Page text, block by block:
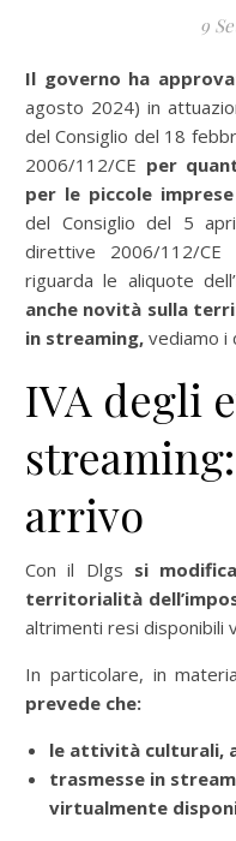
9
Il governo ha
agosto 2024) in
del Consiglio del 18
2006/112/CE per
per le piccole imprese
del Consiglio del 5
direttive 2006/112/
riguarda le aliquote
anche novità sulla
in streaming, vediamo i
IVA degli
arrivo
Con il Dlgs si
territorialità
altrimenti resi disponibili
In particolare, in
prevede che:
le attività culturali,
trasmesse in
virtualmente